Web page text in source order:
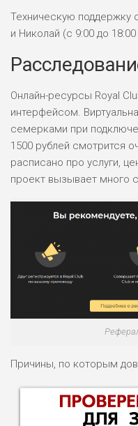
Техническую поддержку
и Николай (с 9:00 до
Онлайн-ресурсы Royal
интерфейсом.
семерками при
1500 рублей смотрится
расписано про услуги,
проект вызывает много
Причины, по которым